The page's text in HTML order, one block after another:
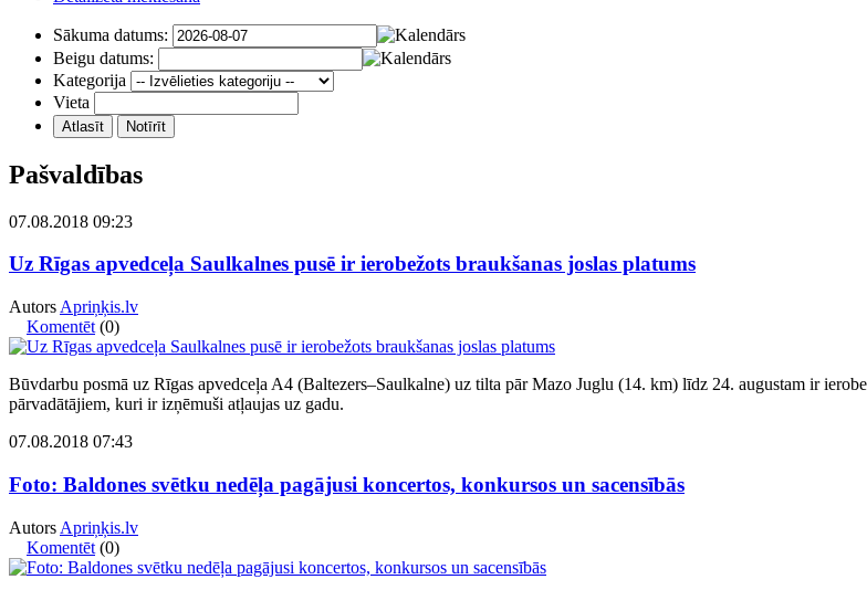
Sākuma datums:
Beigu datums:
Kategorija
Vieta
Pašvaldības
07.08.2018 09:23
Uz Rīgas apvedceļa Saulkalnes pusē ir ierobežots braukšanas joslas platums
Autors Apriņķis.lv
Komentēt (0)
Būvdarbu posmā uz Rīgas apvedceļa A4 (Baltezers–Saulkalne) uz tilta pār Mazo Juglu (14. km) līdz 24. augustam ir
pārvadātājiem, kuri ir izņēmuši atļaujas uz gadu.
07.08.2018 07:43
Foto: Baldones svētku nedēļa pagājusi koncertos, konkursos un sacensībās
Autors Apriņķis.lv
Komentēt (0)